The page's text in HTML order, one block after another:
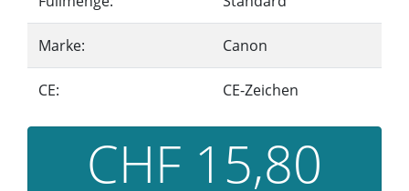
Marke: Canon
CE: CE-Zeichen
CHF 15,80